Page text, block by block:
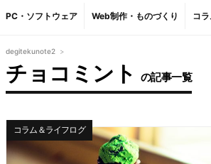
PC・ソフトウェア Web制作・ものづくり コ
degitekunote2 >
チョコミント の記事一覧
コラム＆ライフログ